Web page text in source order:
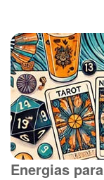
Energias